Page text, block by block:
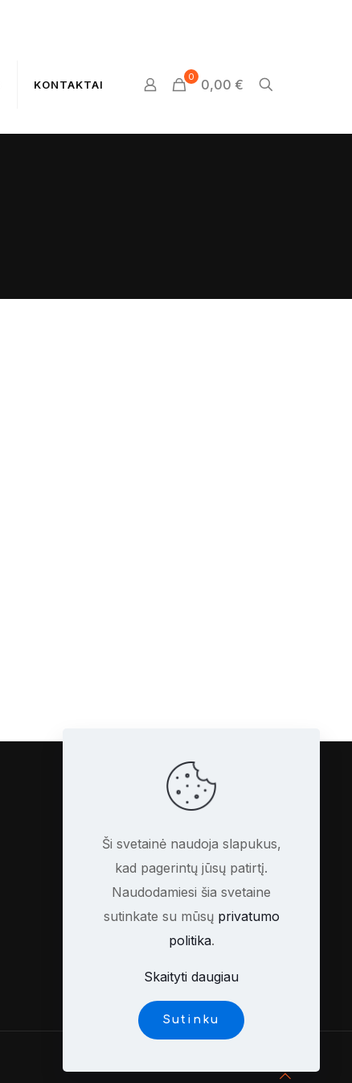
KONTAKTAI
0 0,00 €
Kontaktai
Mano paskyra
Mano užsakymai
Ši svetainė naudoja slapukus,
kad pagerintų jūsų patirtį.
Naudodamiesi šia svetaine
sutinkate su mūsų privatumo
politika.
Skaityti daugiau
Sutinku